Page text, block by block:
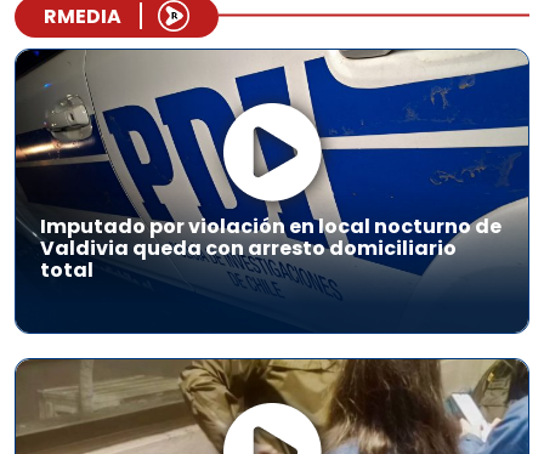
RMEDIA
Imputado por violación en local nocturno de
Valdivia queda con arresto domiciliario
total